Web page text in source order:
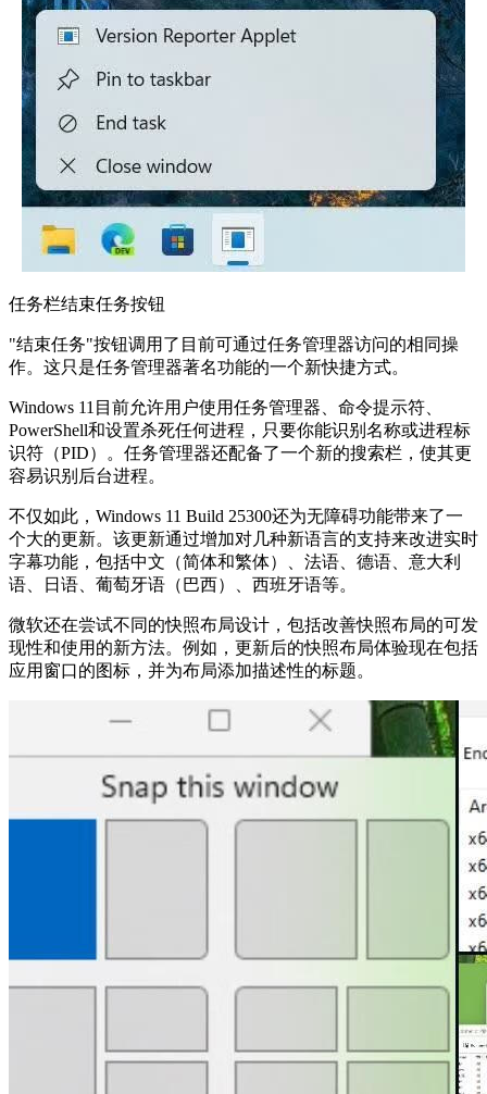
任务栏结束任务按钮
"结束任务"按钮调用了目前可通过任务管理器访问的相同操
作。这只是任务管理器著名功能的一个新快捷方式。
Windows 11目前允许用户使用任务管理器、命令提示符、
PowerShell和设置杀死任何进程，只要你能识别名称或进程标
识符（PID）。任务管理器还配备了一个新的搜索栏，使其更
容易识别后台进程。
不仅如此，Windows 11 Build 25300还为无障碍功能带来了一
个大的更新。该更新通过增加对几种新语言的支持来改进实时
字幕功能，包括中文（简体和繁体）、法语、德语、意大利
语、日语、葡萄牙语（巴西）、西班牙语等。
微软还在尝试不同的快照布局设计，包括改善快照布局的可发
现性和使用的新方法。例如，更新后的快照布局体验现在包括
应用窗口的图标，并为布局添加描述性的标题。